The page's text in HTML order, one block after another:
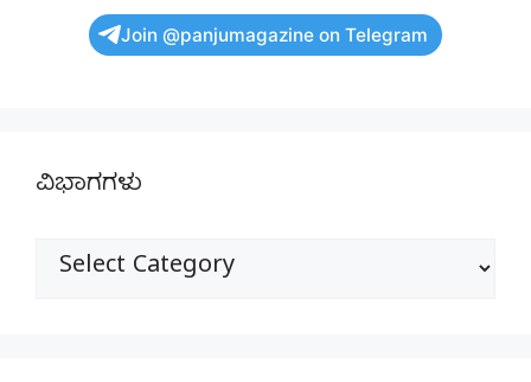
Join @panjumagazine on Telegram
ವಿಭಾಗಗಳು
ವಿಭಾಗಗಳು